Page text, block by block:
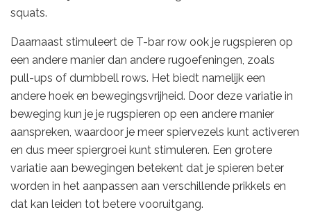
squats.
Daarnaast stimuleert de T-bar row ook je rugspieren op
een andere manier dan andere rugoefeningen, zoals
pull-ups of dumbbell rows. Het biedt namelijk een
andere hoek en bewegingsvrijheid. Door deze variatie in
beweging kun je je rugspieren op een andere manier
aanspreken, waardoor je meer spiervezels kunt activeren
en dus meer spiergroei kunt stimuleren. Een grotere
variatie aan bewegingen betekent dat je spieren beter
worden in het aanpassen aan verschillende prikkels en
dat kan leiden tot betere vooruitgang.